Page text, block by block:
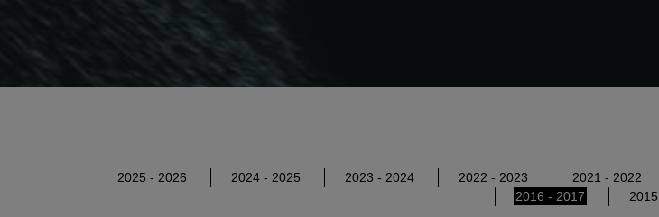
2025 - 2026 2024 - 2025 2023 - 2024 2022 - 2023 2021 - 2022
2016 - 2017